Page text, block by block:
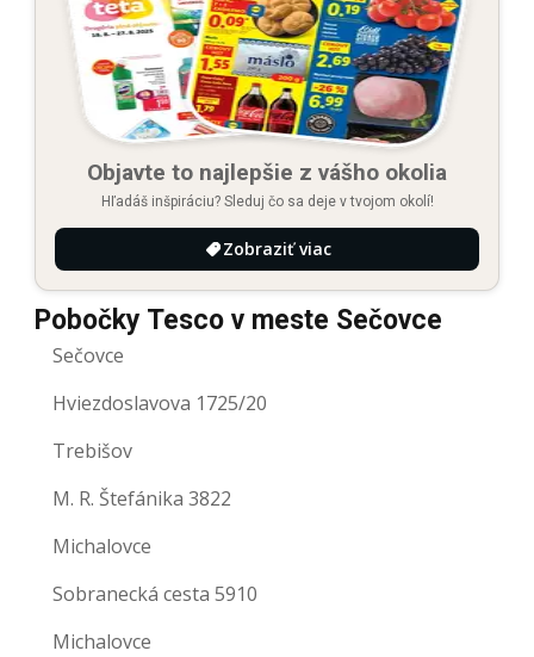
Objavte to najlepšie z vášho okolia
Hľadáš inšpiráciu? Sleduj čo sa deje v tvojom okolí!
Zobraziť viac
Pobočky Tesco v meste Sečovce
Sečovce
Hviezdoslavova 1725/20
Trebišov
M. R. Štefánika 3822
Michalovce
Sobranecká cesta 5910
Michalovce